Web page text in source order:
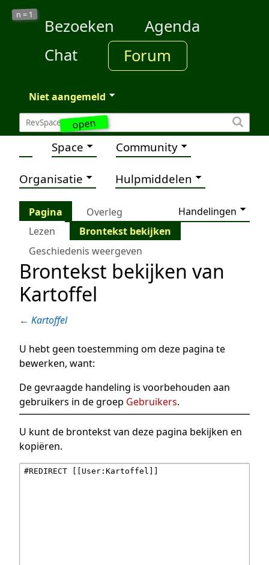
open
n = 1
Bezoeken
Agenda
Chat
Forum
Niet aangemeld
Space Community
Organisatie Hulpmiddelen
Pagina Overleg
Handelingen
Lezen
Brontekst bekijken
Geschiedenis weergeven
Brontekst bekijken van
Kartoffel
← Kartoffel
U hebt geen toestemming om deze pagina te
bewerken, want:
De gevraagde handeling is voorbehouden aan
gebruikers in de groep Gebruikers.
U kunt de brontekst van deze pagina bekijken en
kopiëren.